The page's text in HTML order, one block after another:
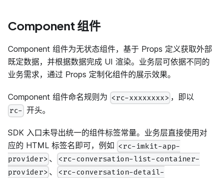
Component 组件
Component 组件为无状态组件，基于 Props 定义获取外部
既定数据，并根据数据完成 UI 渲染。业务层可依据不同的
业务需求，通过 Props 定制化组件的展示效果。
Component 组件命名规则为 <rc-xxxxxxxx> ，即以
rc- 开头。
SDK 入口未导出统一的组件标签常量。业务层直接使用对
应的 HTML 标签名即可，例如 <rc-imkit-app-
provider> 、
<rc-conversation-list-container-
provider> 、
<rc-conversation-detail-